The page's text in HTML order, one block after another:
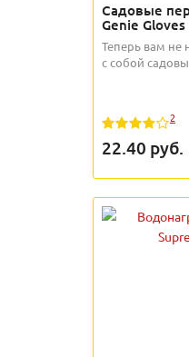
Садовые
Genie Gloves
Теперь вам не
с собой
2
22.40 руб.